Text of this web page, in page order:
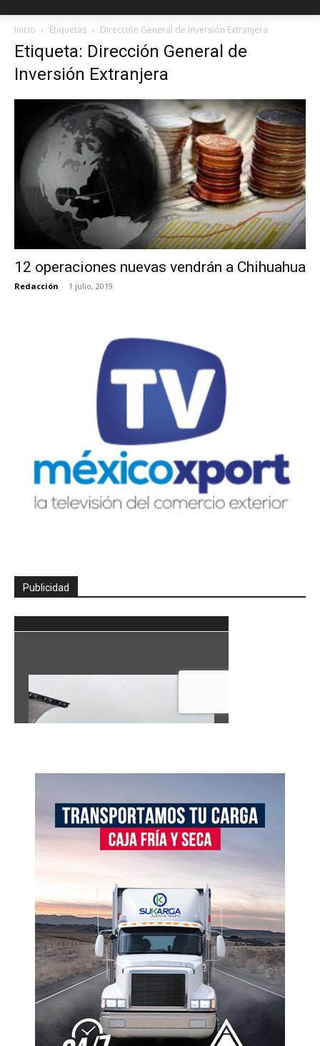
Inicio Etiquetas Dirección General de Inversión Extranjera
Etiqueta: Dirección General de
Inversión Extranjera
12 operaciones nuevas vendrán a Chihuahua
Redacción - 1 julio, 2019
Publicidad